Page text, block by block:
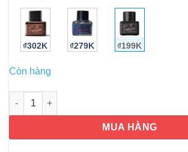
₫302K ₫279K ₫199K
Còn hàng
Nước hoa "cô bé" Foellie Eau de Innerb
MUA HÀNG